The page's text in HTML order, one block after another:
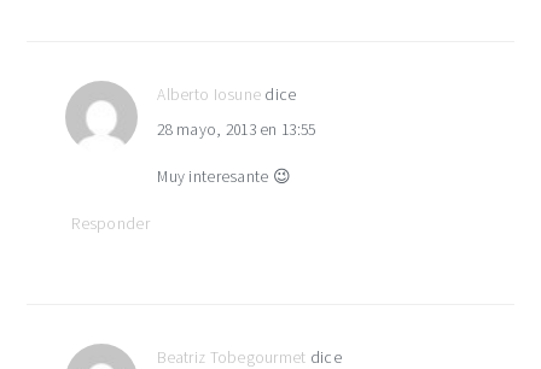
Alberto Iosune dice
28 mayo, 2013 en 13:55
Muy interesante 😉
Responder
Beatriz Tobegourmet dice